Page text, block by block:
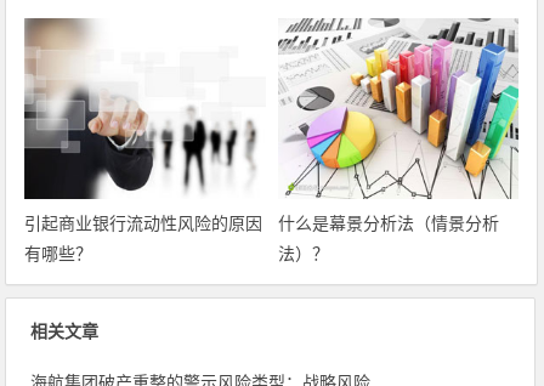
引起商业银行流动性风险的原因
有哪些？
什么是幕景分析法（情景分析
法）？
相关文章